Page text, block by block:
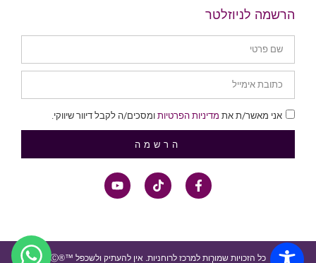
הרשמה לניוזלטר
אני מאשר/ת את מדיניות הפרטיות ומסכים/ה לקבל דיוור שיווקי.
הרשמה
כל הזכויות שמורות למרכז לרוחניות. אין להעתיק ולשכפל ™®Ⓒ